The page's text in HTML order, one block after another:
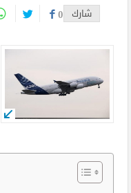
شارك 0